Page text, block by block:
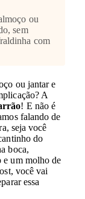
ou
sem
com
ou jantar e
A
! E não é
falando de
seja você
do
boca,
e um molho de
você vai
essa